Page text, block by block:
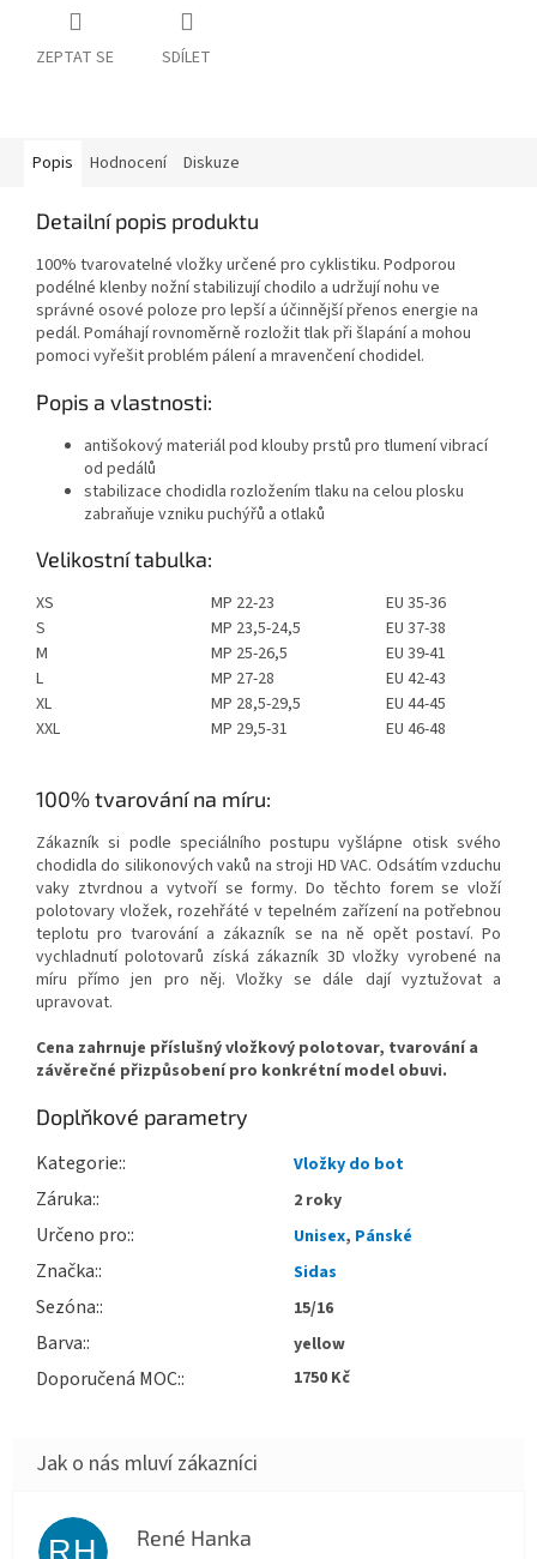
ZEPTAT SE SDÍLET
Popis Hodnocení Diskuze
Detailní popis produktu
100% tvarovatelné vložky určené pro cyklistiku. Podporou
podélné klenby nožní stabilizují chodilo a udržují nohu ve
správné osové poloze pro lepší a účinnější přenos energie na
pedál. Pomáhají rovnoměrně rozložit tlak při šlapání a mohou
pomoci vyřešit problém pálení a mravenčení chodidel.
Popis a vlastnosti:
antišokový materiál pod klouby prstů pro tlumení vibrací
od pedálů
stabilizace chodidla rozložením tlaku na celou plosku
zabraňuje vzniku puchýřů a otlaků
Velikostní tabulka:
XS MP 22-23
EU 35-36
S
MP 23,5-24,5
EU 37-38
M
MP 25-26,5
EU 39-41
L
MP 27-28
EU 42-43
XL
MP 28,5-29,5
EU 44-45
XXL
MP 29,5-31 EU 46-48
100% tvarování na míru:
Zákazník si podle speciálního postupu vyšlápne otisk svého
chodidla do silikonových vaků na stroji HD VAC. Odsátím vzduchu
vaky ztvrdnou a vytvoří se formy. Do těchto forem se vloží
polotovary vložek, rozehřáté v tepelném zařízení na potřebnou
teplotu pro tvarování a zákazník se na ně opět postaví. Po
vychladnutí polotovarů získá zákazník 3D vložky vyrobené na
míru přímo jen pro něj. Vložky se dále dají vyztužovat a
upravovat.
Cena zahrnuje příslušný vložkový polotovar, tvarování a
závěrečné přizpůsobení pro konkrétní model obuvi.
Doplňkové parametry
Kategorie: Vložky do bot
Záruka: 2 roky
Určeno pro: Unisex, Pánské
Značka: Sidas
Sezóna: 15/16
Barva: yellow
Doporučená MOC: 1750 Kč
René Hanka